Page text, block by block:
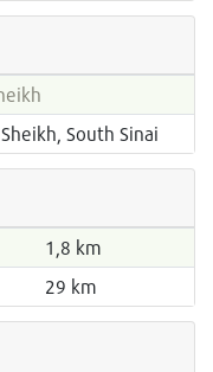
South Sinai
1,8 km
29 km